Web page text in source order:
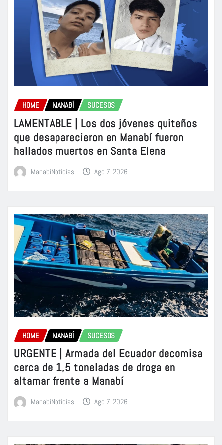
HOME MANABÍ SUCESOS
LAMENTABLE | Los dos jóvenes quiteños
que desaparecieron en Manabí fueron
hallados muertos en Santa Elena
ManabiNoticias Ago 7, 2026
HOME MANABÍ SUCESOS
URGENTE | Armada del Ecuador decomisa
cerca de 1,5 toneladas de droga en
altamar frente a Manabí
ManabiNoticias Ago 7, 2026